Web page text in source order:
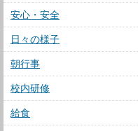
安心・安全
日々の様子
朝行事
校内研修
給食